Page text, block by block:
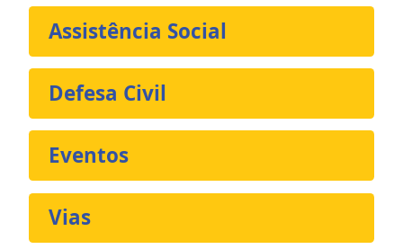
Assistência Social
Defesa Civil
Eventos
Vias